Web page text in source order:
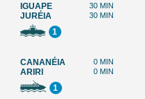
IGUAPE 30 MIN
JURÉIA 30 MIN
1
CANANÉIA 0 MIN
ARIRI 0 MIN
1